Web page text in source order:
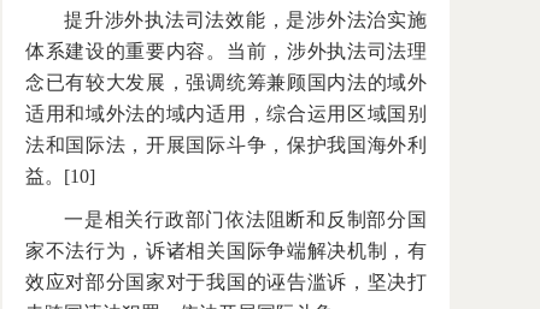
提升涉外执法司法效能，是涉外法治实施
体系建设的重要内容。当前，涉外执法司法理
念已有较大发展，强调统筹兼顾国内法的域外
适用和域外法的域内适用，综合运用区域国别
法和国际法，开展国际斗争，保护我国海外利
益。[10]
一是相关行政部门依法阻断和反制部分国
家不法行为，诉诸相关国际争端解决机制，有
效应对部分国家对于我国的诬告滥诉，坚决打